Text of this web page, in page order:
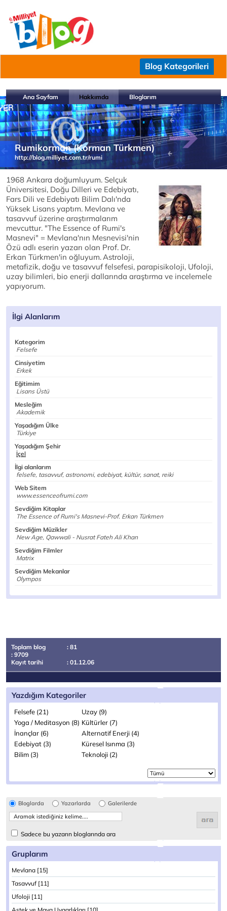
Blog Kategorileri
Ana Sayfam Hakkımda Bloglarım
Rumikorman (Korman Türkmen)
http://blog.milliyet.com.tr/rumi
1968 Ankara doğumluyum. Selçuk
Üniversitesi, Doğu Dilleri ve Edebiyatı,
Fars Dili ve Edebiyatı Bilim Dalı'nda
Yüksek Lisans yaptım. Mevlana ve
tasavvuf üzerine araştırmalarım
mevcuttur. "The Essence of Rumi's
Masnevi" = Mevlana'nın Mesnevisi'nin
Özü adlı eserin yazarı olan Prof. Dr.
Erkan Türkmen'in oğluyum.Astroloji,
metafizik, doğu ve tasavvuf felsefesi, parapisikoloji, Ufoloji,
uzay bilimleri, bio enerji dallarında araştırma ve incelemele
yapıyorum.
İlgi Alanlarım
Kategorim
Felsefe
Cinsiyetim
Erkek
Eğitimim
Lisans Üstü
Mesleğim
Akademik
Yaşadığım Ülke
Türkiye
Yaşadığım Şehir
İçel
İlgi alanlarım
felsefe, tasavvuf, astronomi, edebiyat, kültür, sanat, reiki
Web Sitem
www.essenceofrumi.com
Sevdiğim Kitaplar
The Essence of Rumi's Masnevi-Prof. Erkan Türkmen
Sevdiğim Müzikler
New Age, Qawwali - Nusrat Fateh Ali Khan
Sevdiğim Filmler
Matrix
Sevdiğim Mekanlar
Olympos
Toplam blog
: 81
: 9709
Kayıt tarihi
: 01.12.06
Yazdığım Kategoriler
Felsefe (21)
Uzay (9)
Yoga / Meditasyon (8) Kültürler (7)
İnançlar (6)
Alternatif Enerji (4)
Edebiyat (3)
Küresel Isınma (3)
Bilim (3)
Teknoloji (2)
Bloglarda Yazarlarda Galerilerde
Sadece bu yazarın bloglarında ara
Gruplarım
Mevlana [15]
Tasavvuf [11]
Ufoloji [11]